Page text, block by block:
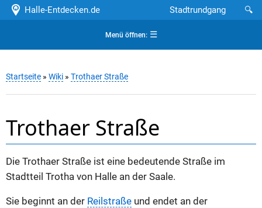
Halle-Entdecken.de 🔍
Stadtrundgang
Menü öffnen:☰
Startseite » Wiki » Trothaer Straße
Trothaer Straße
Die Trothaer Straße ist eine bedeutende Straße im
Stadtteil Trotha von Halle an der Saale.
Sie beginnt an der Reilstraße und endet an der